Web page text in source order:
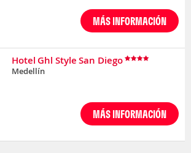
MÁS INFORMACIÓN
Hotel Ghl Style San Diego
Medellín
MÁS INFORMACIÓN